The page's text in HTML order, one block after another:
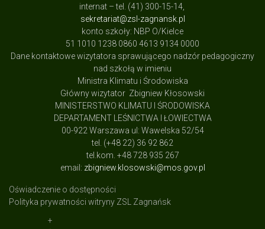
internat – tel. (41) 300-15-14,
sekretariat@zsl-zagnansk.pl
konto szkoły: NBP O/Kielce
51 1010 1238 0860 4613 9134 0000
Dane kontaktowe wizytatora sprawującego nadzór pedagogiczny
nad szkołą w imieniu
Ministra Klimatu i Środowiska
Główny wizytator Zbigniew Kłosowski
MINISTERSTWO KLIMATU I ŚRODOWISKA
DEPARTAMENT LEŚNICTWA I ŁOWIECTWA
00-922 Warszawa ul: Wawelska 52/54
tel. (+48 22) 36 92 862
tel.kom. +48 728 935 267
email: zbigniew.klosowski@mos.gov.pl
Oświadczenie o dostępności
Polityka prywatności witryny ZSL Zagnańsk
+